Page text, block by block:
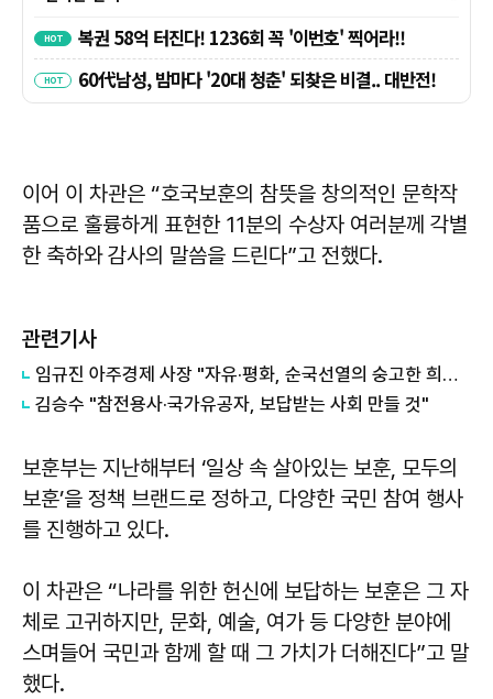
이어 이 차관은 “호국보훈의 참뜻을 창의적인 문학작
품으로 훌륭하게 표현한 11분의 수상자 여러분께 각별
한 축하와 감사의 말씀을 드린다”고 전했다.
관련기사
임규진 아주경제 사장 "자유·평화, 순국선열의 숭고한 희생 덕분"
김승수 "참전용사·국가유공자, 보답받는 사회 만들 것"
보훈부는 지난해부터 ‘일상 속 살아있는 보훈, 모두의
보훈’을 정책 브랜드로 정하고, 다양한 국민 참여 행사
를 진행하고 있다.
이 차관은 “나라를 위한 헌신에 보답하는 보훈은 그 자
체로 고귀하지만, 문화, 예술, 여가 등 다양한 분야에
스며들어 국민과 함께 할 때 그 가치가 더해진다”고 말
했다.